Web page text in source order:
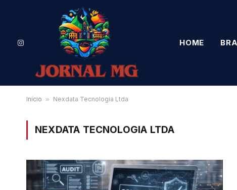
Instagram HOME
Início » Nexdata Tecnologia Ltda
NEXDATA TECNOLOGIA LTDA